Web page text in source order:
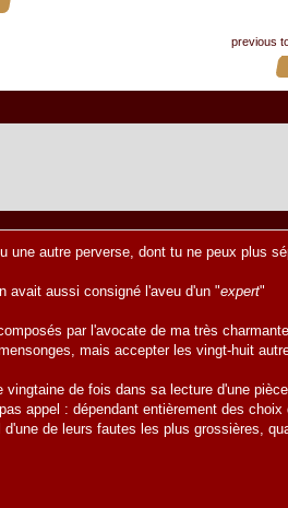
previous
une autre perverse, dont tu ne peux plus
avait aussi consigné l'aveu d'un "expert"
par l'avocate de ma très charmante
mais accepter les vingt-huit
de fois dans sa lecture d'une
appel : dépendant entièrement des choix
de leurs fautes les plus grossières,